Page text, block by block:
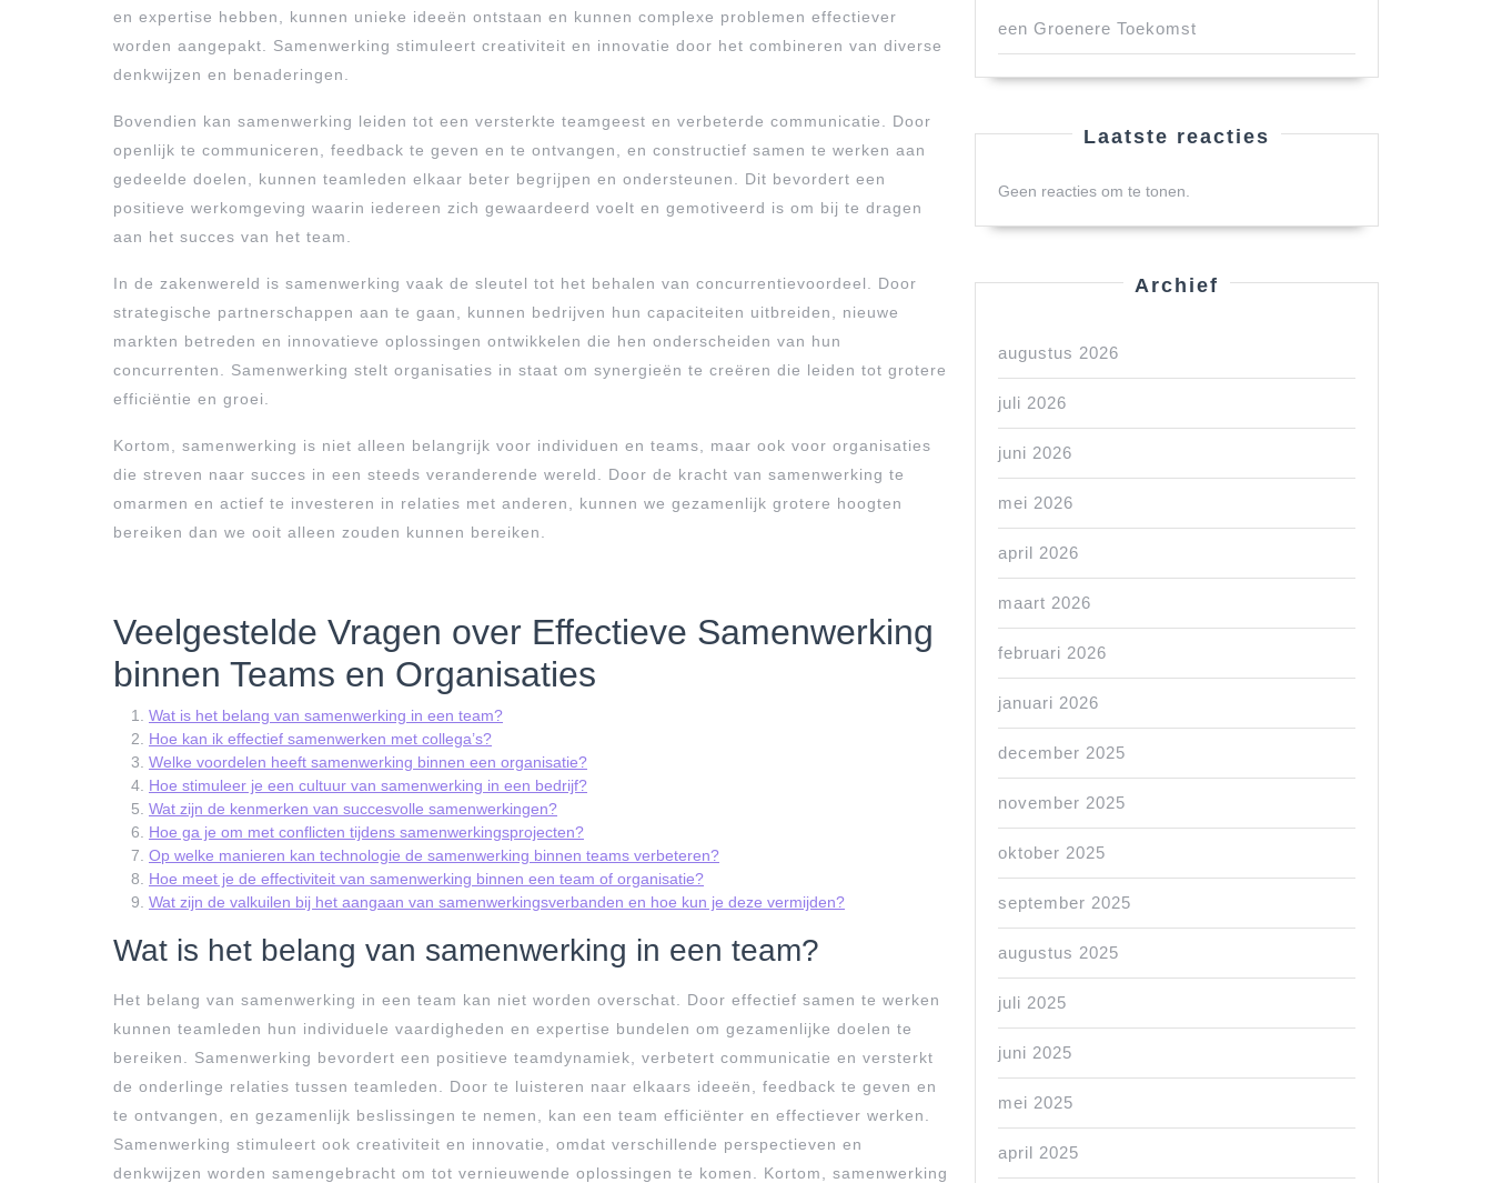
en expertise hebben, kunnen unieke ideeën ontstaan en kunnen complexe problemen effectiever
worden aangepakt. Samenwerking stimuleert creativiteit en innovatie door het combineren van diverse
denkwijzen en benaderingen.
Bovendien kan samenwerking leiden tot een versterkte teamgeest en verbeterde communicatie. Door
openlijk te communiceren, feedback te geven en te ontvangen, en constructief samen te werken aan
gedeelde doelen, kunnen teamleden elkaar beter begrijpen en ondersteunen. Dit bevordert een
positieve werkomgeving waarin iedereen zich gewaardeerd voelt en gemotiveerd is om bij te dragen
aan het succes van het team.
In de zakenwereld is samenwerking vaak de sleutel tot het behalen van concurrentievoordeel. Door
strategische partnerschappen aan te gaan, kunnen bedrijven hun capaciteiten uitbreiden, nieuwe
markten betreden en innovatieve oplossingen ontwikkelen die hen onderscheiden van hun
concurrenten. Samenwerking stelt organisaties in staat om synergieën te creëren die leiden tot grotere
efficiëntie en groei.
Kortom, samenwerking is niet alleen belangrijk voor individuen en teams, maar ook voor organisaties
die streven naar succes in een steeds veranderende wereld. Door de kracht van samenwerking te
omarmen en actief te investeren in relaties met anderen, kunnen we gezamenlijk grotere hoogten
bereiken dan we ooit alleen zouden kunnen bereiken.
Veelgestelde Vragen over Effectieve Samenwerking
binnen Teams en Organisaties
Wat is het belang van samenwerking in een team?
Hoe kan ik effectief samenwerken met collega’s?
Welke voordelen heeft samenwerking binnen een organisatie?
Hoe stimuleer je een cultuur van samenwerking in een bedrijf?
Wat zijn de kenmerken van succesvolle samenwerkingen?
Hoe ga je om met conflicten tijdens samenwerkingsprojecten?
Op welke manieren kan technologie de samenwerking binnen teams verbeteren?
Hoe meet je de effectiviteit van samenwerking binnen een team of organisatie?
Wat zijn de valkuilen bij het aangaan van samenwerkingsverbanden en hoe kun je deze vermijden?
Wat is het belang van samenwerking in een team?
Het belang van samenwerking in een team kan niet worden overschat. Door effectief samen te werken
kunnen teamleden hun individuele vaardigheden en expertise bundelen om gezamenlijke doelen te
bereiken. Samenwerking bevordert een positieve teamdynamiek, verbetert communicatie en versterkt
de onderlinge relaties tussen teamleden. Door te luisteren naar elkaars ideeën, feedback te geven en
te ontvangen, en gezamenlijk beslissingen te nemen, kan een team efficiënter en effectiever werken.
Samenwerking stimuleert ook creativiteit en innovatie, omdat verschillende perspectieven en
denkwijzen worden samengebracht om tot vernieuwende oplossingen te komen. Kortom, samenwerking
een Groenere Toekomst
Laatste reacties
Geen reacties om te tonen.
Archief
augustus 2026
juli 2026
juni 2026
mei 2026
april 2026
maart 2026
februari 2026
januari 2026
december 2025
november 2025
oktober 2025
september 2025
augustus 2025
juli 2025
juni 2025
mei 2025
april 2025